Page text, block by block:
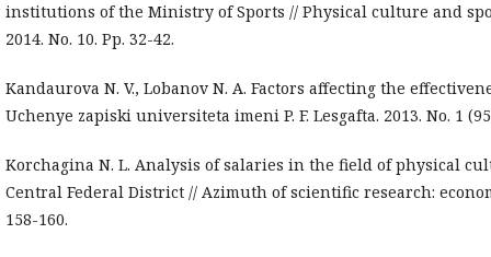
institutions of the Ministry of Sports // Physical culture and
2014. No. 10. Pp. 32-42.
Kandaurova N. V., Lobanov N. A. Factors affecting the
Uchenye zapiski universiteta imeni P. F. Lesgafta. 2013. No. 1
Korchagina N. L. Analysis of salaries in the field of physical
Central Federal District // Azimuth of scientific research:
158-160.